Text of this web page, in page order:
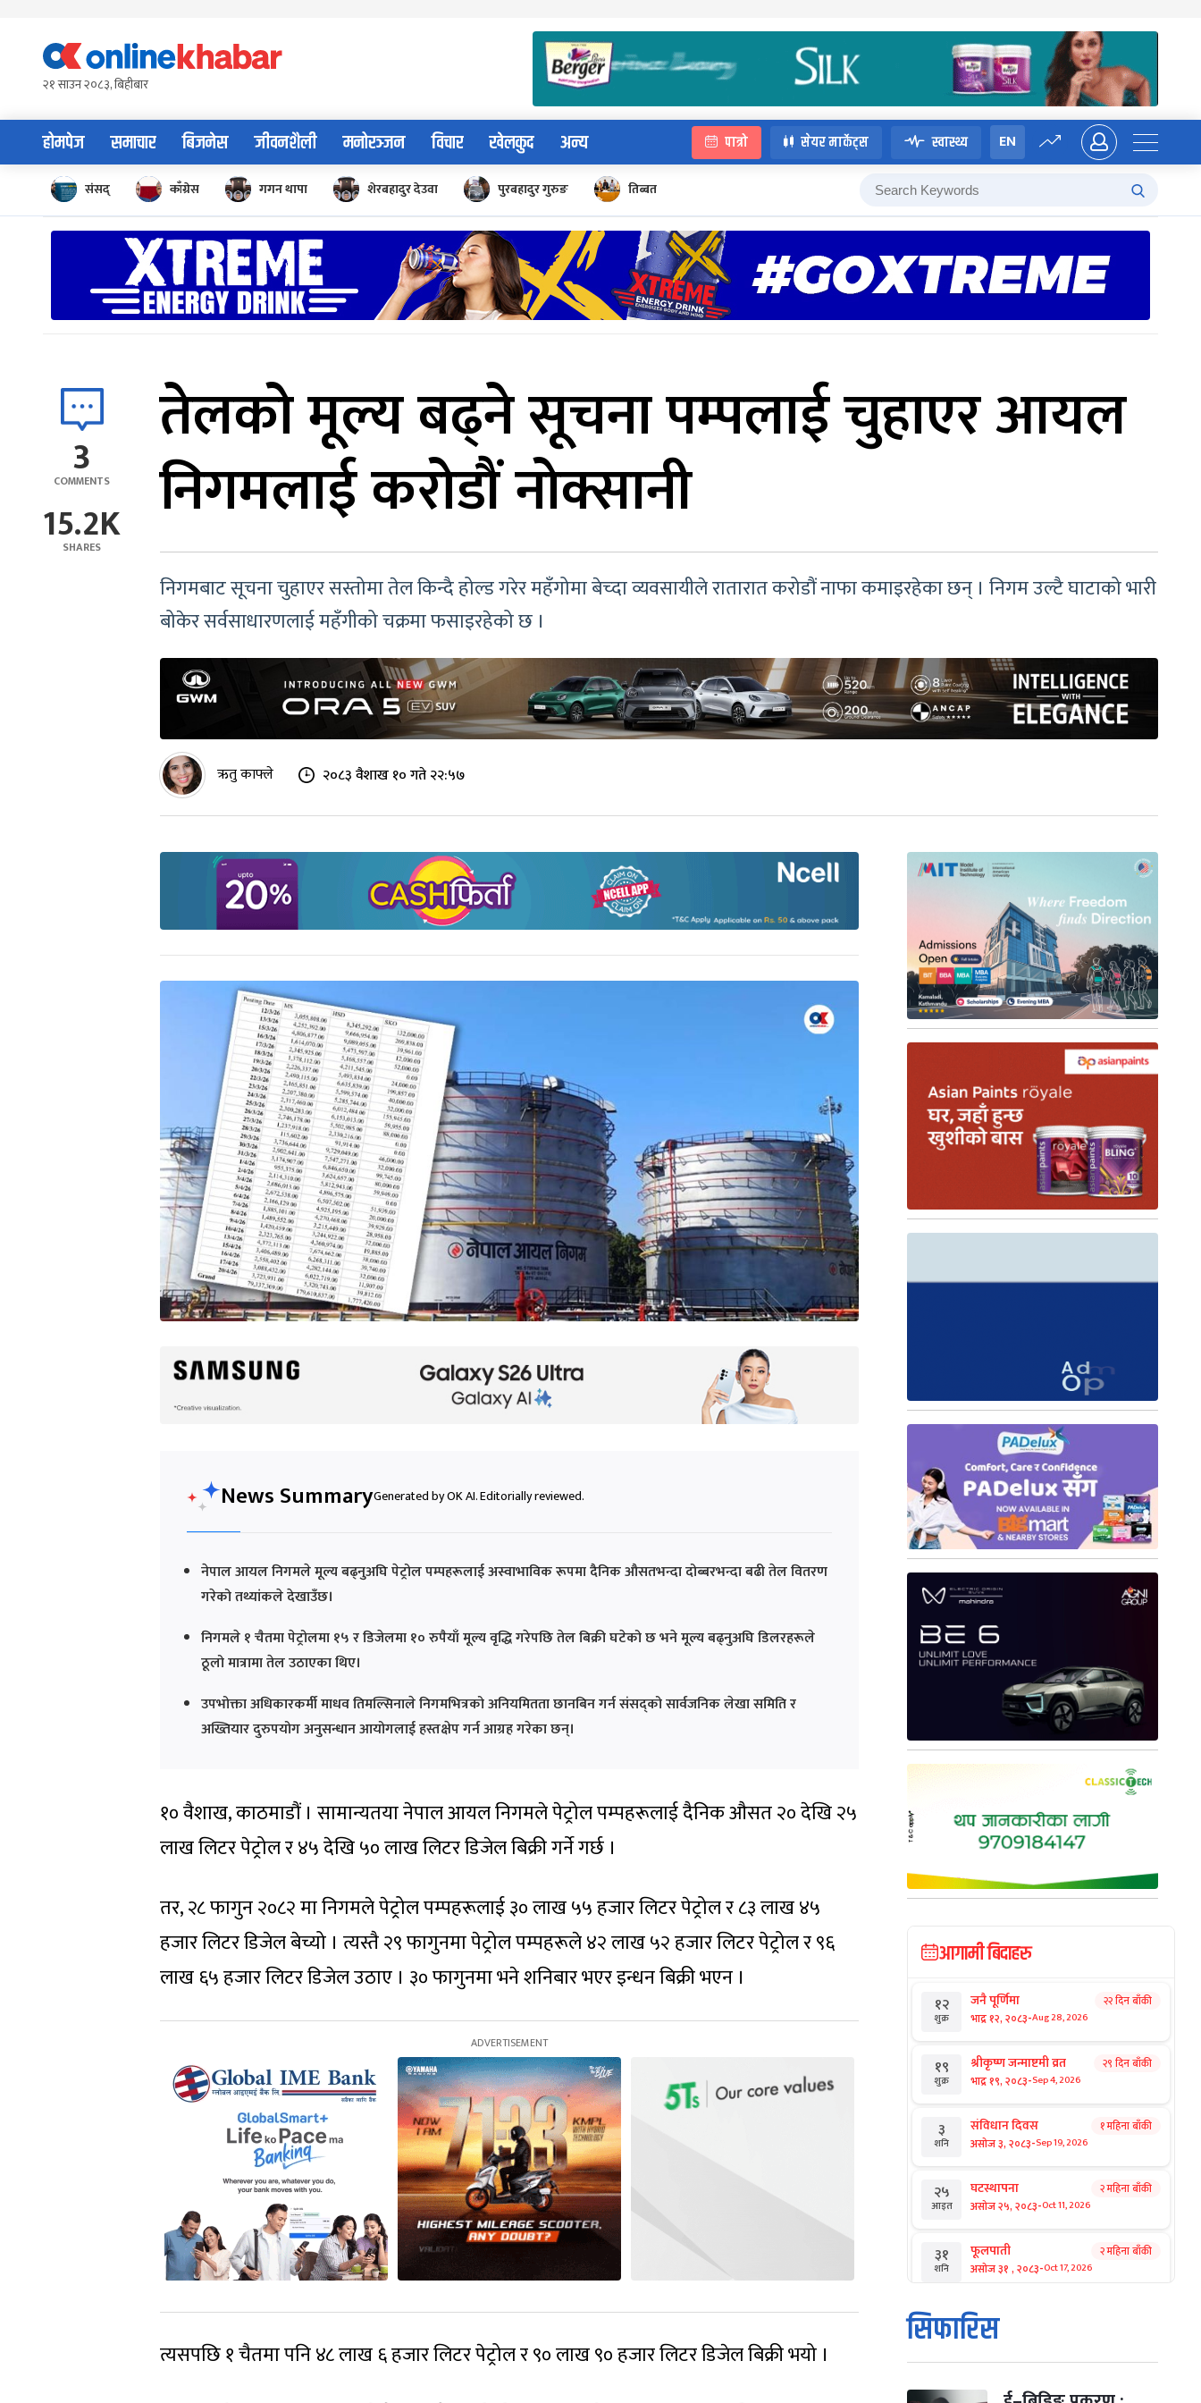
content२१ साउन २०८३, बिहीबार
होमपेज समाचार बिजनेस जीवनशैली मनोरञ्जन विचार खेलकुद अन्य पात्रो सेयर मार्केट्स स्वास्थ्य EN
संसद् काँग्रेस गगन थापा शेरबहादुर देउवा पुरबहादुर गुरुङ तिब्बत
3
COMMENTS
15.2K
SHARES
तेलको मूल्य बढ्ने सूचना पम्पलाई चुहाएर आयल
निगमलाई करोडौं नोक्सानी
निगमबाट सूचना चुहाएर सस्तोमा तेल किन्दै होल्ड गरेर महँगोमा बेच्दा व्यवसायीले रातारात करोडौं नाफा कमाइरहेका छन् । निगम उल्टै घाटाको भारी
बोकेर सर्वसाधारणलाई महँगीको चक्रमा फसाइरहेको छ ।
ऋतु काफ्ले २०८३ वैशाख १० गते २२:५७
News SummaryGenerated by OK AI. Editorially reviewed.
नेपाल आयल निगमले मूल्य बढ्नुअघि पेट्रोल पम्पहरूलाई अस्वाभाविक रूपमा दैनिक औसतभन्दा दोब्बरभन्दा बढी तेल वितरण
गरेको तथ्यांकले देखाउँछ।
निगमले १ चैतमा पेट्रोलमा १५ र डिजेलमा १० रुपैयाँ मूल्य वृद्धि गरेपछि तेल बिक्री घटेको छ भने मूल्य बढ्नुअघि डिलरहरूले
ठूलो मात्रामा तेल उठाएका थिए।
उपभोक्ता अधिकारकर्मी माधव तिमल्सिनाले निगमभित्रको अनियमितता छानबिन गर्न संसद्को सार्वजनिक लेखा समिति र
अख्तियार दुरुपयोग अनुसन्धान आयोगलाई हस्तक्षेप गर्न आग्रह गरेका छन्।
१० वैशाख, काठमाडौं । सामान्यतया नेपाल आयल निगमले पेट्रोल पम्पहरूलाई दैनिक औसत २० देखि २५
लाख लिटर पेट्रोल र ४५ देखि ५० लाख लिटर डिजेल बिक्री गर्ने गर्छ ।
तर, २८ फागुन २०८२ मा निगमले पेट्रोल पम्पहरूलाई ३० लाख ५५ हजार लिटर पेट्रोल र ८३ लाख ४५
हजार लिटर डिजेल बेच्यो । त्यस्तै २९ फागुनमा पेट्रोल पम्पहरूले ४२ लाख ५२ हजार लिटर पेट्रोल र ९६
लाख ६५ हजार लिटर डिजेल उठाए । ३० फागुनमा भने शनिबार भएर इन्धन बिक्री भएन ।
त्यसपछि १ चैतमा पनि ४८ लाख ६ हजार लिटर पेट्रोल र ९० लाख ९० हजार लिटर डिजेल बिक्री भयो ।
आगामी बिदाहरु
१२
शुक्र
जनै पूर्णिमा
भाद्र १२, २०८३-Aug 28, 2026
२२ दिन बाँकी
१९
शुक्र
श्रीकृष्ण जन्माष्टमी व्रत
भाद्र १९, २०८३-Sep 4, 2026
२९ दिन बाँकी
३
शनि
संविधान दिवस
असोज ३, २०८३-Sep 19, 2026
१ महिना बाँकी
२५
आइत
घटस्थापना
असोज २५, २०८३-Oct 11, 2026
२ महिना बाँकी
३१
शनि
फूलपाती
असोज ३१ , २०८३-Oct 17, 2026
२ महिना बाँकी
१
आइत
कार्तिक सङ्क्रान्ति
कार्तिक १, २०८३
मंगल कार्तिक ३, २०८३-Oct 20, 2026
सिफारिस